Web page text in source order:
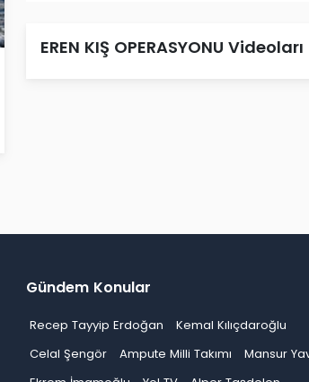
EREN KIŞ OPERASYONU Videoları
Gündem Konular
Recep Tayyip Erdoğan
Kemal Kılıçdaroğlu
Celal Şengör
Ampute Milli Takımı
Mansur